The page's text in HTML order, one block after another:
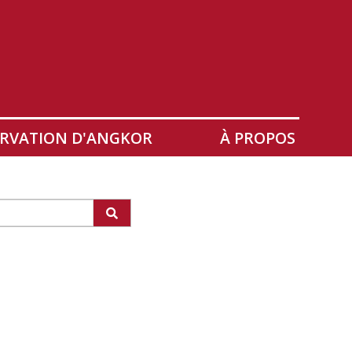
D'ANGKOR À PROPOS